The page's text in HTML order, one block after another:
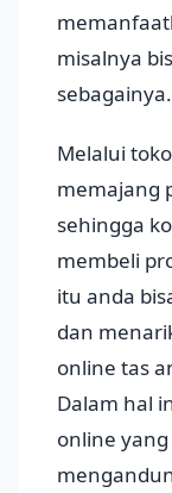
misalnya
sebagainya.
Melalui
memajang
sehingga
membeli
itu anda
dan
online tas
Dalam hal
online